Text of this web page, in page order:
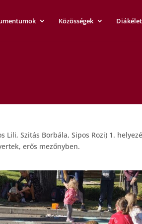
Közösségek Diákélet
Lili, Szitás Borbála, Sipos Rozi) 1.
erős mezőnyben.